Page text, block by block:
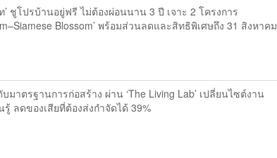
’ ชูโปรบ้านอยู่ฟรี ไม่ต้องผ่อนนาน 3 ปี เจาะ 2 โครงการ
Blossom’ พร้อมส่วนลดและสิทธิพิเศษถึง 31 สิงหาคม
มาตรฐานการก่อสร้าง ผ่าน ‘The Living Lab’ เปลี่ยนไซต์งาน
รู้ ลดของเสียที่ต้องส่งกำจัดได้ 39%